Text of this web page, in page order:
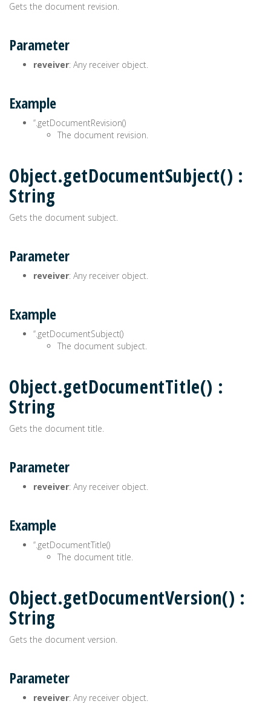
Gets the document revision.
Parameter
reveiver: Any receiver object.
Example
’‘.getDocumentRevision()
The document revision.
Object.getDocumentSubject() :
String
Gets the document subject.
Parameter
reveiver: Any receiver object.
Example
’‘.getDocumentSubject()
The document subject.
Object.getDocumentTitle() :
String
Gets the document title.
Parameter
reveiver: Any receiver object.
Example
’‘.getDocumentTitle()
The document title.
Object.getDocumentVersion() :
String
Gets the document version.
Parameter
reveiver: Any receiver object.